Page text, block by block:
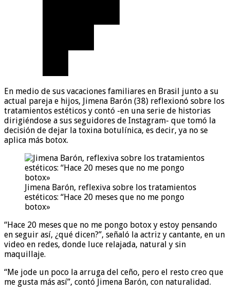
En medio de sus vacaciones familiares en Brasil junto a su
actual pareja e hijos, Jimena Barón (38) reflexionó sobre los
tratamientos estéticos y contó -en una serie de historias
dirigiéndose a sus seguidores de Instagram- que tomó la
decisión de dejar la toxina botulínica, es decir, ya no se
aplica más botox.
Jimena Barón, reflexiva sobre los tratamientos
estéticos: “Hace 20 meses que no me pongo
botox»
“Hace 20 meses que no me pongo botox y estoy pensando
en seguir así, ¿qué dicen?”, señaló la actriz y cantante, en un
video en redes, donde luce relajada, natural y sin
maquillaje.
“Me jode un poco la arruga del ceño, pero el resto creo que
me gusta más así”, contó Jimena Barón, con naturalidad.